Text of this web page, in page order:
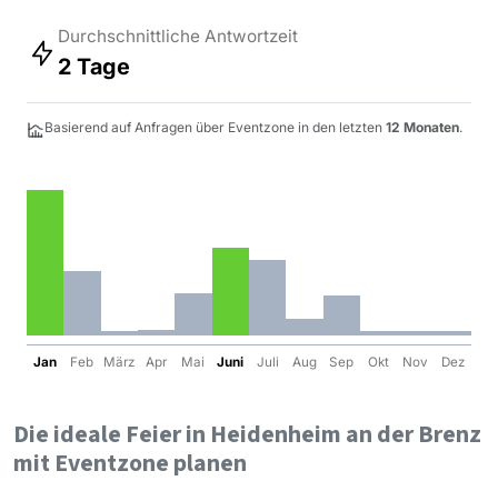
Durchschnittliche Antwortzeit
2 Tage
Basierend auf Anfragen über Eventzone in den letzten 12 Monaten.
Jan Feb März Apr Mai Juni Juli Aug Sep Okt Nov Dez
Die ideale Feier in Heidenheim an der Brenz
mit Eventzone planen